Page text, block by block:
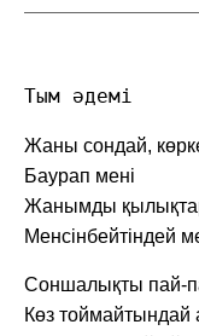
Тым әдемі
Жаны сондай,
Баурап мені
Жанымды
Менсінбейтіндей
Соншалықты пай-
Көз тоймайтындай